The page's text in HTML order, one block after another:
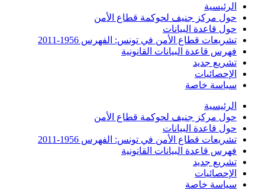
الرئيسية
حول مركز جنيف لحوكمة قطاع الأمن
حول قاعدة البيانات
تشريعات قطاع الأمن في تونس: الفهرس 1956-2011
فهرس قاعدة البيانات القانونية
تشريع جديد
الإحصائيات
سياسة خاصة
الرئيسية
حول مركز جنيف لحوكمة قطاع الأمن
حول قاعدة البيانات
تشريعات قطاع الأمن في تونس: الفهرس 1956-2011
فهرس قاعدة البيانات القانونية
تشريع جديد
الإحصائيات
سياسة خاصة